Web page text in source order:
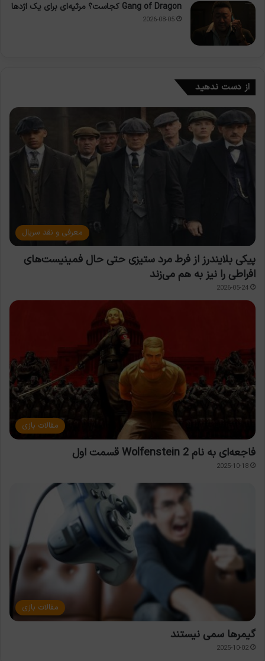
Gang of Dragon کجاست؟ مرثیه‌ای برای یک اژدها
2026-08-05
از دست ندهید
معرفی و نقد سریال
پیکی بلایندرز از فرط مرد ستیزی حتی حال فمینیست‌های
افراطی را نیز به هم می‌زند
2026-05-24
مقالات بازی
فاجعه‌ای به نام Wolfenstein 2 قسمت اول
2025-10-18
مقالات بازی
گیمرها سمی نیستند
2025-10-02